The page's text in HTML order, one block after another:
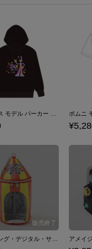
ジャックス モデル パーカー ブラック アメイジング・デジタル・サーカス
アメイジング・デジタル・サーカス モデル ポーチ